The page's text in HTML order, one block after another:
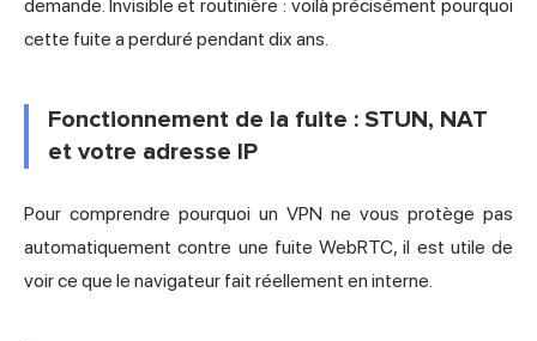
demande. Invisible et routinière : voilà précisément pourquoi
cette fuite a perduré pendant dix ans.
Fonctionnement de la fuite : STUN, NAT
et votre adresse IP
Pour comprendre pourquoi un VPN ne vous protège pas
automatiquement contre une fuite WebRTC, il est utile de
voir ce que le navigateur fait réellement en interne.